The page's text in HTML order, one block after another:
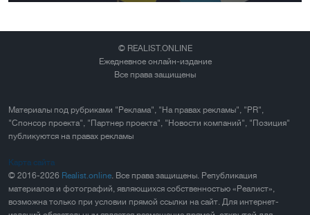
© REALIST.ONLINE
Ежедневное онлайн-издание
Все права защищены
Материалы под рубриками "Реклама", "На правах рекламы", "PR",
"Спонсор проекта", "Партнер проекта", "Новости компаний", "Позиция"
публикуются на правах рекламы
Карта сайта
© 2016-2026 Realist.online . Все права защищены. Републикация
материалов и фотографий, являющихся собственностью «Реалист»,
возможна только при условии прямой ссылки на сайт. Для интернет-